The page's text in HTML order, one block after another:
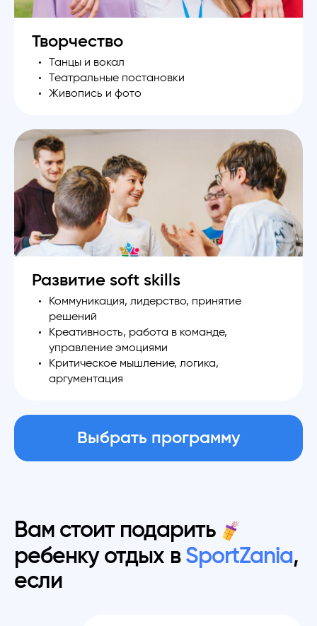
Творчество
Танцы и вокал
Театральные постановки
Живопись и фото
Развитие soft skills
Коммуникация, лидерство, принятие
решений
Креативность, работа в команде,
управление эмоциями
Критическое мышление, логика,
аргументация
Выбрать программу
Вам стоит подарить
ребенку отдых в SportZania,
если